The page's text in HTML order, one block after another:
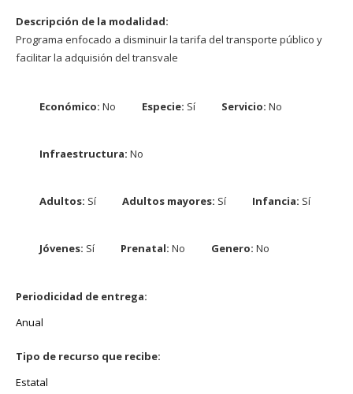
Descripción de la modalidad:
Programa enfocado a disminuir la tarifa del transporte público y
facilitar la adquisión del transvale
Económico: No Especie: Sí Servicio: No
Infraestructura: No
Adultos: Sí Adultos mayores: Sí Infancia: Sí
Jóvenes: Sí Prenatal: No Genero: No
Periodicidad de entrega:
Anual
Tipo de recurso que recibe:
Estatal